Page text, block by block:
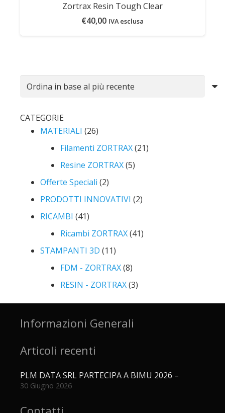
Zortrax Resin Tough Clear
€40,00 IVA esclusa
CATEGORIE
MATERIALI (26)
Filamenti ZORTRAX(21)
Resine ZORTRAX(5)
Offerte Speciali (2)
PRODOTTI INNOVATIVI (2)
RICAMBI (41)
Ricambi ZORTRAX(41)
STAMPANTI 3D (11)
FDM - ZORTRAX(8)
RESIN - ZORTRAX(3)
Informazioni Generali
Articoli recenti
PLM DATA SRL PARTECIPA A BIMU 2026 –
30 Giugno 2026